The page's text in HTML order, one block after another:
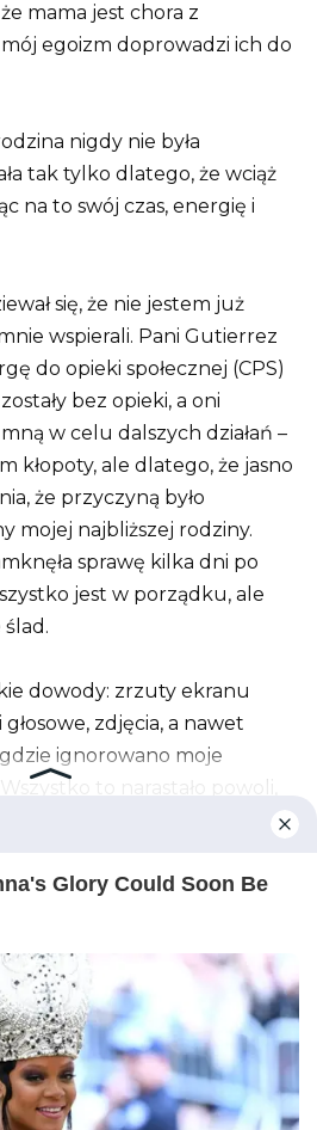
mama jest chora z
mój egoizm doprowadzi ich do
nigdy nie była
tak tylko dlatego, że wciąż
na to swój czas, energię i
się, że nie jestem już
wspierali. Pani Gutierrez
do opieki społecznej (CPS)
bez opieki, a oni
w celu dalszych działań –
kłopoty, ale dlatego, że jasno
że ​​przyczyną było
mojej najbliższej rodziny.
sprawę kilka dni po
jest w porządku, ale
ślad.
dowody: zrzuty ekranu
zdjęcia, a nawet
ignorowano moje
to narastało powoli,
i wiedziałam, że
tylko będę cicho
wszystko się uspokoi. Ale
Liama. To była jego
że ​​są trochę zaniepokojeni
narysować swoje rodziny na
​​przedstawiał Rachel, Evana,
więcej. Nawet mnie.